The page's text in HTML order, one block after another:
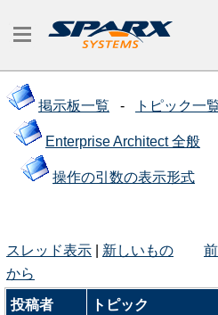
掲示板一覧 - トピック一
Enterprise Architect 全般
操作の引数の表示形式
スレッド表示
新しいもの
から
投稿者 トピック